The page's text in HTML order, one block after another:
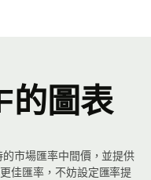
的圖表
市場匯率中間價，並提供
佳匯率，不妨設定匯率提